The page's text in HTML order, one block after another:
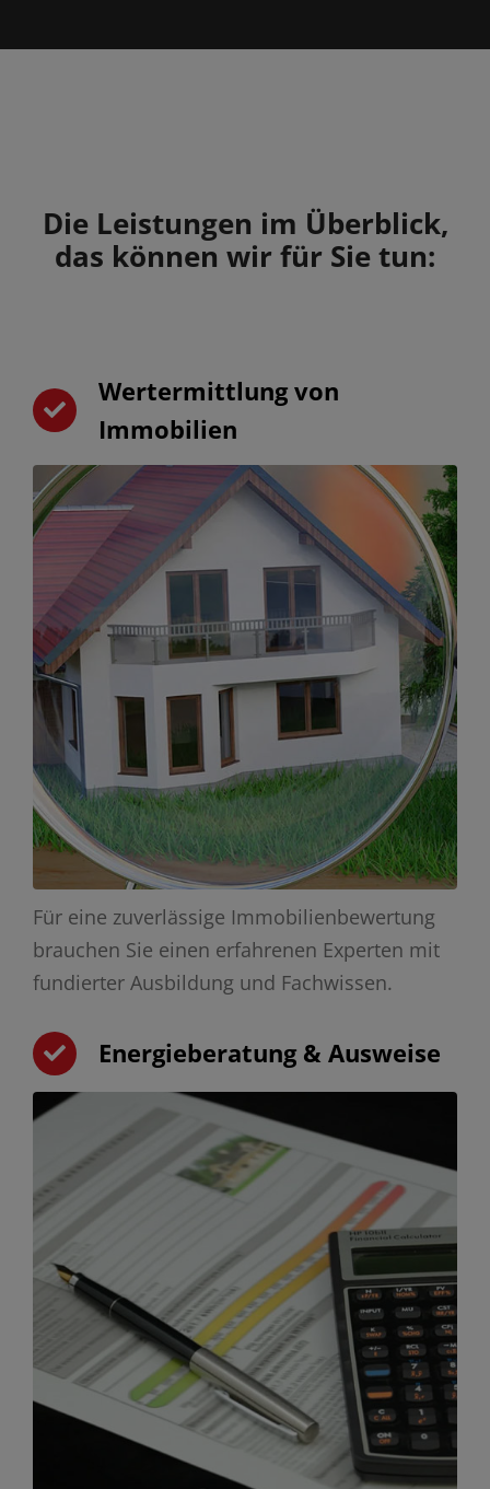
Die Leistungen im Überblick,
das können wir für Sie tun:
Wertermittlung von
Immobilien
Für eine zuverlässige Immobilienbewertung
brauchen Sie einen erfahrenen Experten mit
fundierter Ausbildung und Fachwissen.
Energieberatung & Ausweise